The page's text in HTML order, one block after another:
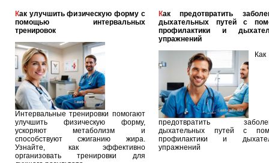
Как улучшить физическую форму с
помощью интервальных
тренировок
Интервальные тренировки помогают
улучшить физическую форму,
ускоряют метаболизм и
способствуют сжиганию жира.
Узнайте, как эффективно
организовать тренировки для
Как предотвратить заболевания
дыхательных путей с
профилактики и
упражнений
Как
предотвратить
дыхательных путей с
профилактики и
упражнений